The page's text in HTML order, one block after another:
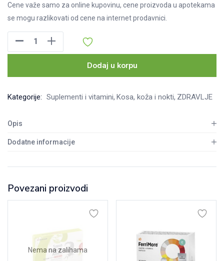
Cene važe samo za online kupovinu, cene proizvoda u apotekama
se mogu razlikovati od cene na internet prodavnici.
Rc
Collagen
kolagen
bočice,
12kom
Dodaj u korpu
Kategorije: Suplementi i vitamini Kosa, koža i nokti ZDRAVLJE
Opis
Dodatne informacije
Povezani proizvodi
Nema na zalihama